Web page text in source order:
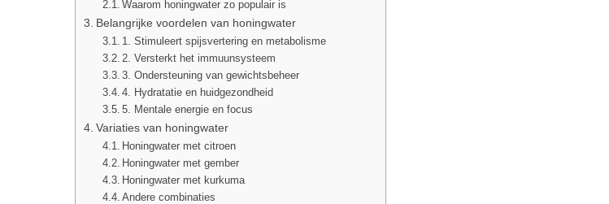
Waarom honingwater zo populair is
Belangrijke voordelen van honingwater
1. Stimuleert spijsvertering en metabolisme
2. Versterkt het immuunsysteem
3. Ondersteuning van gewichtsbeheer
4. Hydratatie en huidgezondheid
5. Mentale energie en focus
Variaties van honingwater
Honingwater met citroen
Honingwater met gember
Honingwater met kurkuma
Andere combinaties